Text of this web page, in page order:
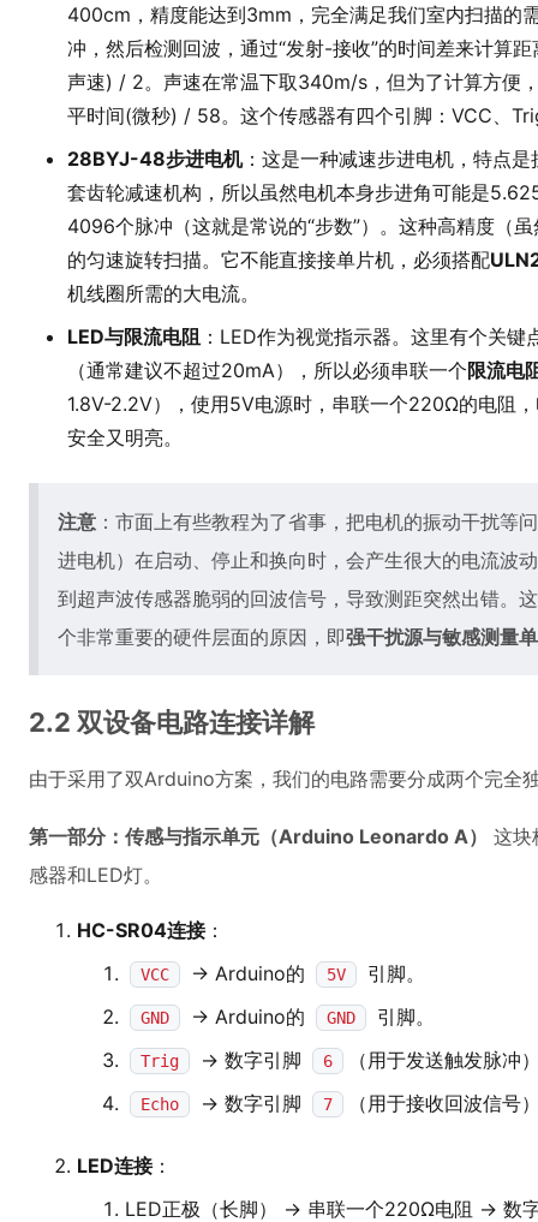
400cm，精度能达到3mm，完全满足我们室内扫描的
冲，然后检测回波，通过“发射-接收”的时间差来计算
声速) / 2。声速在常温下取340m/s，但为了计算方便
平时间(微秒) / 58。这个传感器有四个引脚：VCC、
28BYJ-48步进电机：这是一种减速步进电机，特点
套齿轮减速机构，所以虽然电机本身步进角可能是
4096个脉冲（这就是常说的“步数”）。这种高精度（
的匀速旋转扫描。它不能直接接单片机，必须搭配
机线圈所需的大电流。
LED与限流电阻 ：LED作为视觉指示器。这里有个关
（通常建议不超过20mA），所以必须串联一个限流电
1.8V-2.2V），使用5V电源时，串联一个220Ω的电阻
安全又明亮。
注意 ：市面上有些教程为了省事，把电机的振动干扰等
进电机）在启动、停止和换向时，会产生很大的电流波
到超声波传感器脆弱的回波信号，导致测距突然出错。
个非常重要的硬件层面的原因，即强干扰源与敏感测量
2.2 双设备电路连接详解
由于采用了双Arduino方案，我们的电路需要分成两个完全
第一部分：传感与指示单元（Arduino Leonardo A）
这块
感器和LED灯。
HC-SR04连接：
VCC -> Arduino的 5V 引脚。
GND -> Arduino的 GND 引脚。
Trig -> 数字引脚 6 （用于发送触发脉冲
Echo -> 数字引脚 7 （用于接收回波信号
LED连接：
LED正极（长脚） -> 串联一个220Ω电阻 -> 数